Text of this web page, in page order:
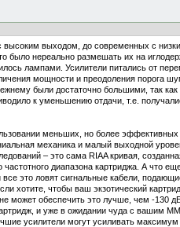
выходом, до современных с
нереально размешать их на
лампами. Усилители питались от
мощности и преодоления порога
были достаточно большими, так
к уменьшению отдачи, т.е.
меньших, но более
механика и малый выходной
– это сама RIAA кривая,
диапазона картриджа. А что
все это ловят сигнальные кабели,
хотите, чтобы ваш экзотический
может обеспечить это лучше, чем -130
и уже в ожидании чуда с вашим
усилители могут усиливать